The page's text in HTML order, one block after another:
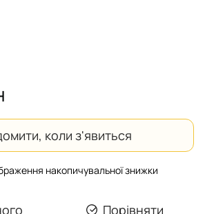
коли з'явиться
накопичувальної знижки
Порівняти